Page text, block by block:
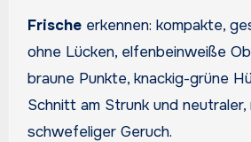
Frischeerkennen: kompakte,
ohne Lücken, elfenbeinweiße
braune Punkte, knackig-grüne
Schnitt am Strunk und neutraler,
schwefeliger Geruch.